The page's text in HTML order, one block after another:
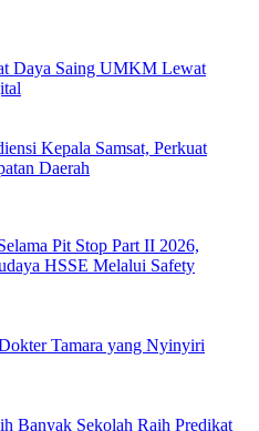
Daya Saing UMKM Lewat
Kepala Samsat, Perkuat
Daerah
Pit Stop Part II 2026,
HSSE Melalui Safety
Tamara yang Nyinyiri
Banyak Sekolah Raih Predikat